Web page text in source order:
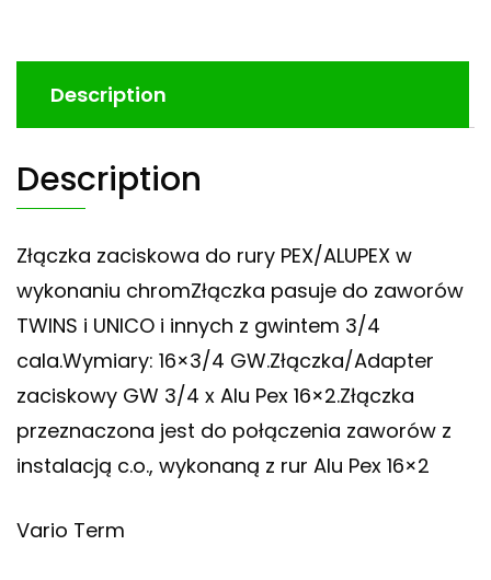
Description
Description
Złączka zaciskowa do rury PEX/ALUPEX w
wykonaniu chromZłączka pasuje do zaworów
TWINS i UNICO i innych z gwintem 3/4
cala.Wymiary: 16×3/4 GW.Złączka/Adapter
zaciskowy GW 3/4 x Alu Pex 16×2.Złączka
przeznaczona jest do połączenia zaworów z
instalacją c.o., wykonaną z rur Alu Pex 16×2
Vario Term